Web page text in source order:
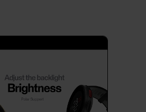
avec la plupart des
mobiles iOS dotés
Bluetooth 4.0